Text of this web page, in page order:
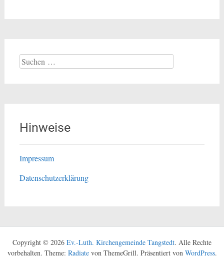
Suchen
nach:
Hinweise
Impressum
Datenschutzerklärung
Copyright © 2026 Ev.-Luth. Kirchengemeinde Tangstedt. Alle Rechte
vorbehalten. Theme: Radiatevon ThemeGrill. Präsentiert von WordPress.